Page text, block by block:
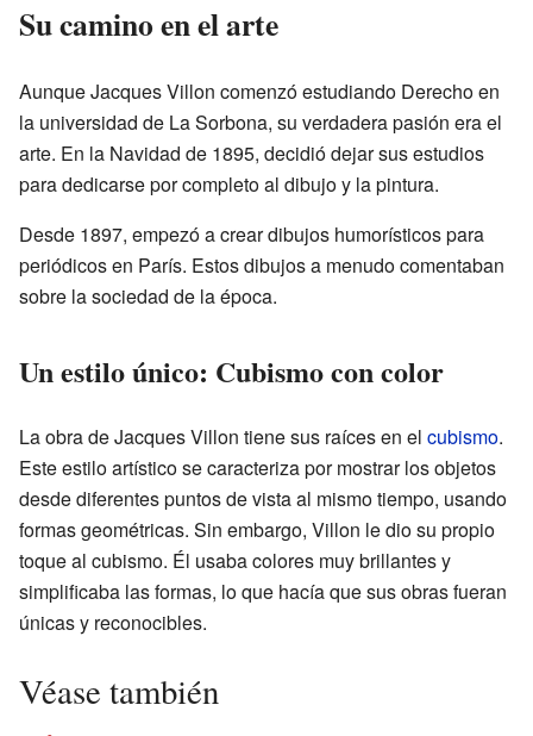
Su camino en el arte
Aunque Jacques Villon comenzó estudiando Derecho en
la universidad de La Sorbona, su verdadera pasión era el
arte. En la Navidad de 1895, decidió dejar sus estudios
para dedicarse por completo al dibujo y la pintura.
Desde 1897, empezó a crear dibujos humorísticos para
periódicos en París. Estos dibujos a menudo comentaban
sobre la sociedad de la época.
Un estilo único: Cubismo con color
La obra de Jacques Villon tiene sus raíces en el cubismo.
Este estilo artístico se caracteriza por mostrar los objetos
desde diferentes puntos de vista al mismo tiempo, usando
formas geométricas. Sin embargo, Villon le dio su propio
toque al cubismo. Él usaba colores muy brillantes y
simplificaba las formas, lo que hacía que sus obras fueran
únicas y reconocibles.
Véase también